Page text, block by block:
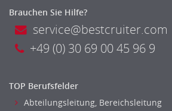
Montage
Beauty, Wellness
Fertigung, Produktion
Holzhandwerk
Handwerk, Dienstleistung & Fertigung
Brauchen Sie Hilfe?
service@bestcruiter.com
+49 (0) 30 69 00 45 96 9
TOP Berufsfelder
Abteilungsleitung, Bereichsleitung